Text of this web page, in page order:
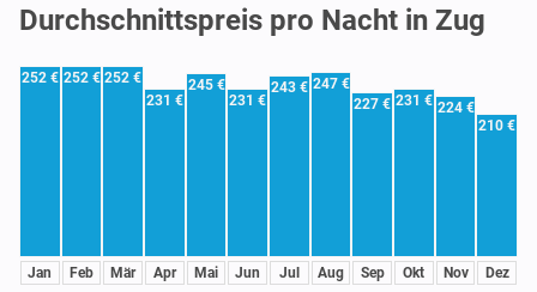
Durchschnittspreis pro Nacht in Zug
252 €
Jan
252 €
Feb
252 €
Mär
231 €
Apr
245 €
Mai
231 €
Jun
243 €
Jul
247 €
Aug
227 €
Sep
231 €
Okt
224 €
Nov
210 €
Dez